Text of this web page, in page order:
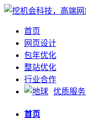
首页
网页设计
包年优化
整站优化
行业合作
优质服务
首页